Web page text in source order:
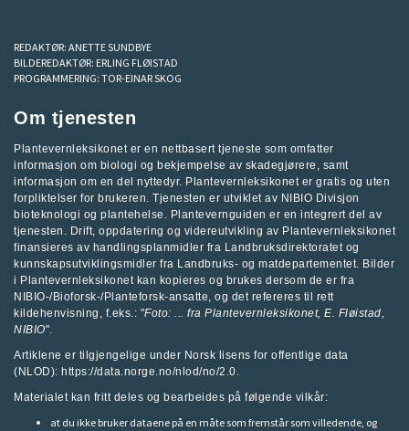
REDAKTØR: ANETTE SUNDBYE
BILDEREDAKTØR: ERLING FLØISTAD
PROGRAMMERING: TOR-EINAR SKOG
Om tjenesten
Plantevernleksikonet er en nettbasert tjeneste som omfatter
informasjon om biologi og bekjempelse av skadegjørere, samt
informasjon om en del nyttedyr. Plantevernleksikonet er gratis og uten
forpliktelser for brukeren. Tjenesten er utviklet av NIBIO Divisjon
bioteknologi og plantehelse . Plantevernguiden er en integrert del av
tjenesten. Drift, oppdatering og videreutvikling av Plantevernleksikonet
finansieres av handlingsplanmidler fra Landbruksdirektoratetog
kunnskapsutviklingsmidler fra Landbruks- og matdepartementet. Bilder
i Plantevernleksikonet kan kopieres og brukes dersom de er fra
NIBIO-/Bioforsk-/Planteforsk-ansatte, og det refereres til rett
kildehenvisning, f.eks.: "Foto: ... fra Plantevernleksikonet, E. Fløistad,
NIBIO".
Artiklene er tilgjengelige under Norsk lisens for offentlige data
(NLOD): https://data.norge.no/nlod/no/2.0.
Materialet kan fritt deles og bearbeides på følgende vilkår:
at du ikke bruker dataene på en måte som fremstår som villedende, og